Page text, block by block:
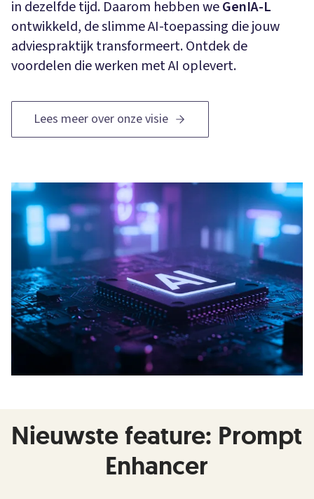
in dezelfde tijd. Daarom hebben weGenIA-L
ontwikkeld, de slimme AI-toepassing die jouw
adviespraktijk transformeert. Ontdek de
voordelen die werken met AI oplevert.
Lees meer over onze visie
Nieuwste feature: Prompt
Enhancer